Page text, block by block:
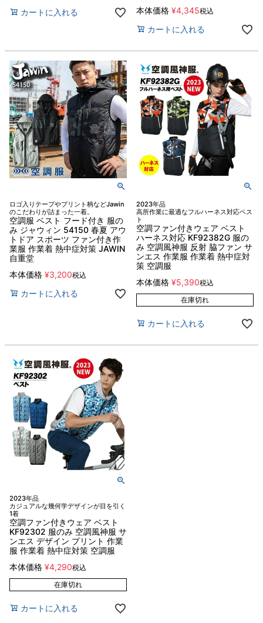
カートに入れる
本体価格 ¥4,345税込
カートに入れる
ロゴ入りテープやプリント柄などJawin
のこだわりが詰まった一着。
空調服 ベスト フード付き 服の
み ジャウィン 54150 春夏 アウ
トドア スポーツ ファン付き作
業服 作業着 熱中症対策 JAWIN
自重堂
本体価格 ¥3,200税込
カートに入れる
2023年品
高所作業に最適なフルハーネス対応ベス
ト
空調ファン付きウェア ベスト
ハーネス対応 KF92382G 服の
み 空調風神服 反射 脇ファン サ
ンエス 作業服 作業着 熱中症対
策 空調服
本体価格 ¥5,390税込
在庫切れ
カートに入れる
2023年品
カジュアルな幾何学デザインが目を引く
1着
空調ファン付きウェア ベスト
KF92302 服のみ 空調風神服 サ
ンエス デザイン プリント 作業
服 作業着 熱中症対策 空調服
本体価格 ¥4,290税込
在庫切れ
カートに入れる